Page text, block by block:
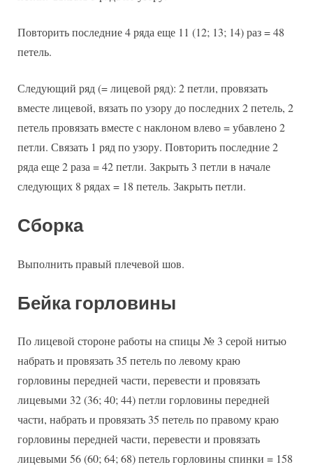
Повторить последние 4 ряда еще 11 (12; 13; 14) раз = 48
петель.
Следующий ряд (= лицевой ряд): 2 петли, провязать
вместе лицевой, вязать по узору до последних 2 петель, 2
петель провязать вместе с наклоном влево = убавлено 2
петли. Связать 1 ряд по узору. Повторить последние 2
ряда еще 2 раза = 42 петли. Закрыть 3 петли в начале
следующих 8 рядах = 18 петель. Закрыть петли.
Сборка
Выполнить правый плечевой шов.
Бейка горловины
По лицевой стороне работы на спицы № 3 серой нитью
набрать и провязать 35 петель по левому краю
горловины передней части, перевести и провязать
лицевыми 32 (36; 40; 44) петли горловины передней
части, набрать и провязать 35 петель по правому краю
горловины передней части, перевести и провязать
лицевыми 56 (60; 64; 68) петель горловины спинки = 158